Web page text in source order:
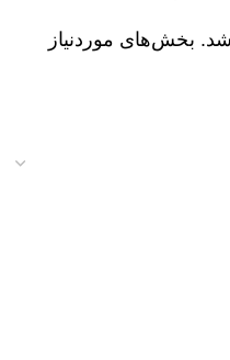
بخش‌های موردنیاز